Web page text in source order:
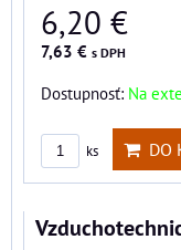
6,20 €
7,63 € s DPH
Dostupnosť: Na
ks DO